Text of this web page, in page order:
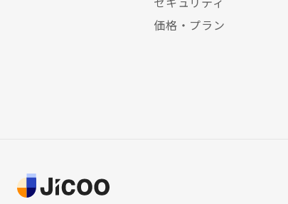
価格・プラン